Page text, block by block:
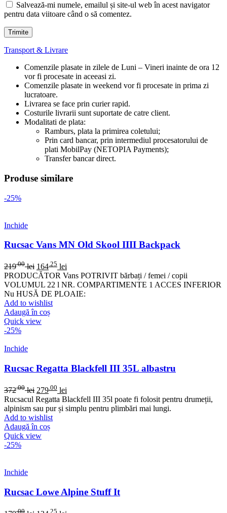
Salvează-mi numele, emailul și site-ul web în acest navigator
pentru data viitoare când o să comentez.
Transport & Livrare
Comenzile plasate in zilele de Luni – Vineri inainte de ora 12
vor fi procesate in aceeasi zi.
Comenzile plasate in weekend vor fi procesate in prima zi
lucratoare.
Livrarea se face prin curier rapid.
Costurile livrarii sunt suportate de catre client.
Modalitati de plata:
Ramburs, plata la primirea coletului;
Prin card bancar, prin intermediul procesatorului de
plati MobilPay (NETOPIA Payments);
Transfer bancar direct.
Produse similare
-25%
Inchide
Rucsac Vans MN Old Skool IIII Backpack
219.00 lei 164.25 lei
PRODUCĂTOR Vans POTRIVIT bărbați / femei / copii
VOLUMUL 22 l NR. COMPARTIMENTE 1 ACCES INFERIOR
Nu HUSĂ DE PLOAIE:
Add to wishlist
Adaugă în coș
Quick view
-25%
Inchide
Rucsac Regatta Blackfell III 35L albastru
372.00 lei 279 .00 lei
Rucsacul Regatta Blackfell III 35l poate fi folosit pentru drumeții,
alpinism sau pur și simplu pentru plimbări mai lungi.
Add to wishlist
Adaugă în coș
Quick view
-25%
Inchide
Rucsac Lowe Alpine Stuff It
.00 .25